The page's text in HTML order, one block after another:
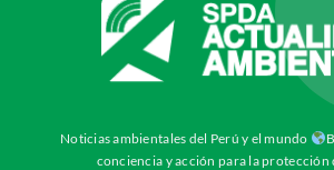
Noticias ambientales del Perú y el mundo
conciencia y acción para la protección